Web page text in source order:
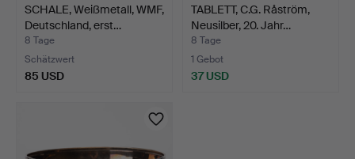
SCHALE, Weißmetall, WMF,
Deutschland, erst…
8 Tage
Schätzwert
85 USD
TABLETT, C.G. Råström,
Neusilber, 20. Jahr…
8 Tage
1 Gebot
37 USD